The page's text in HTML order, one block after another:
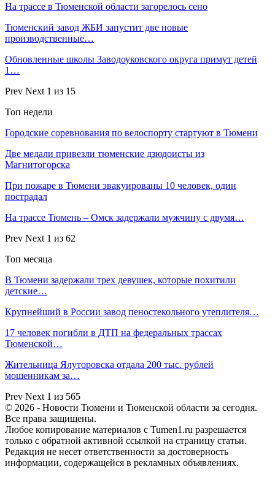
На трассе в Тюменской области загорелось сено
Тюменский завод ЖБИ запустит две новые
производственные…
Обновленные школы Заводоуковского округа примут детей
1…
Prev Next 1 из 15
Топ недели
Городские соревнования по велоспорту стартуют в Тюмени
Две медали привезли тюменские дзюдоисты из
Магнитогорска
При пожаре в Тюмени эвакуированы 10 человек, один
пострадал
На трассе Тюмень – Омск задержали мужчину с двумя…
Prev Next 1 из 62
Топ месяца
В Тюмени задержали трех девушек, которые похитили
детские…
Крупнейший в России завод пеностекольного утеплителя…
17 человек погибли в ДТП на федеральных трассах
Тюменской…
Жительница Ялуторовска отдала 200 тыс. рублей
мошенникам за…
Prev Next 1 из 565
© 2026 - Новости Тюмени и Тюменской области за сегодня.
Все права защищены.
Любое копирование материалов с Tumen1.ru разрешается
только с обратной активной ссылкой на страницу статьи.
Редакция не несет ответственности за достоверность
информации, содержащейся в рекламных объявлениях.